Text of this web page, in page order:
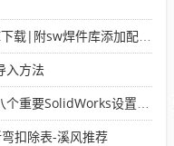
焊件库添加配置使用教程
入方法
设置可以提高你的画图效率
扣除表-溪风推荐